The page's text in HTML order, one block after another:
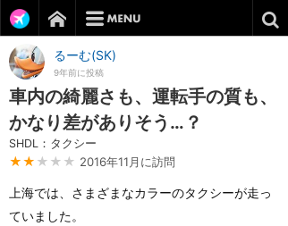
るーむ(SK)
9年前に投稿
車内の綺麗さも、運転手の質も、
かなり差がありそう…？
SHDL：タクシー
★★ ★★★ 2016年11月に訪問
上海では、さまざまなカラーのタクシーが走っ
ていました。